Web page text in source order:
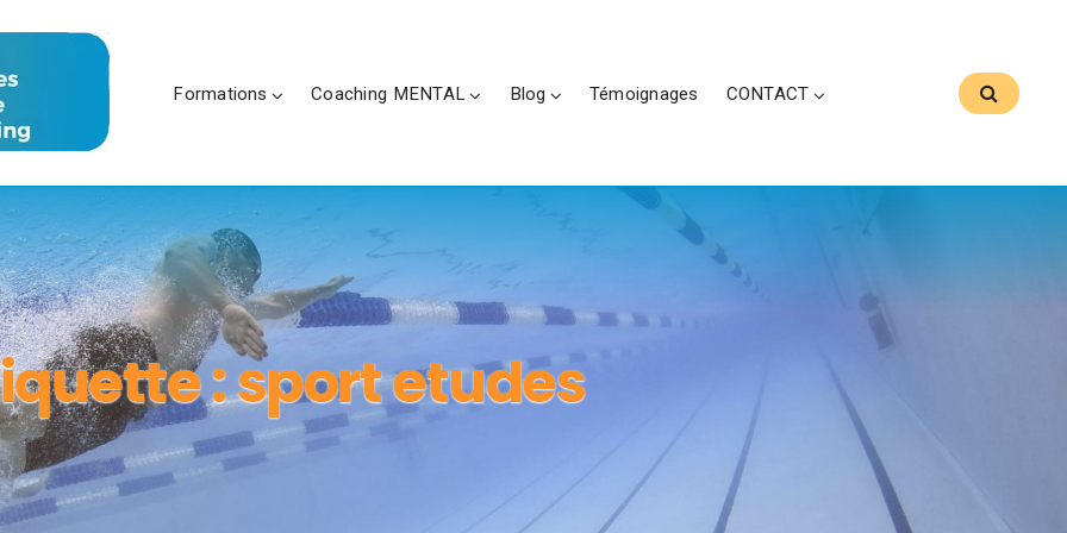
Formations Coaching MENTAL Blog Témoignages CONTACT
:sport etudes